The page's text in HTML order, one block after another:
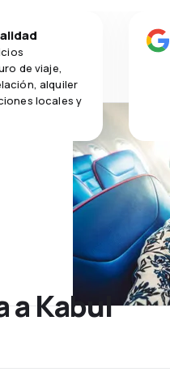
de viaje,
alquiler
locales y
a Kabul